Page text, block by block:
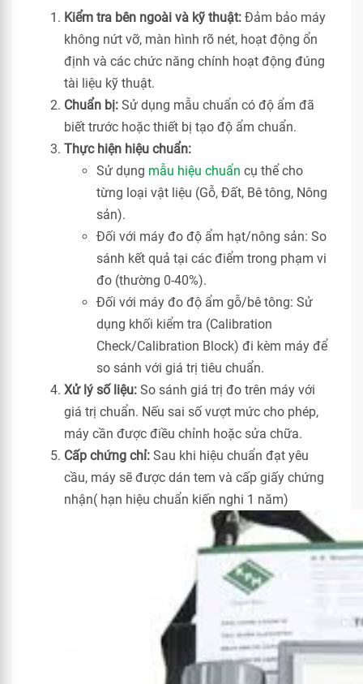
Kiểm tra bên ngoài và kỹ thuật: Đảm bảo máy
không nứt vỡ, màn hình rõ nét, hoạt động ổn
định và các chức năng chính hoạt động đúng
tài liệu kỹ thuật.
Chuẩn bị: Sử dụng mẫu chuẩn có độ ẩm đã
biết trước hoặc thiết bị tạo độ ẩm chuẩn.
Thực hiện hiệu chuẩn:
Sử dụng mẫu hiệu chuẩn cụ thể cho
từng loại vật liệu (Gỗ, Đất, Bê tông, Nông
sản).
Đối với máy đo độ ẩm hạt/nông sản: So
sánh kết quả tại các điểm trong phạm vi
đo (thường 0-40%).
Đối với máy đo độ ẩm gỗ/bê tông: Sử
dụng khối kiểm tra (Calibration
Check/Calibration Block) đi kèm máy để
so sánh với giá trị tiêu chuẩn.
Xử lý số liệu: So sánh giá trị đo trên máy với
giá trị chuẩn. Nếu sai số vượt mức cho phép,
máy cần được điều chỉnh hoặc sửa chữa.
Cấp chứng chỉ: Sau khi hiệu chuẩn đạt yêu
cầu, máy sẽ được dán tem và cấp giấy chứng
nhận( hạn hiệu chuẩn kiến nghi 1 năm)